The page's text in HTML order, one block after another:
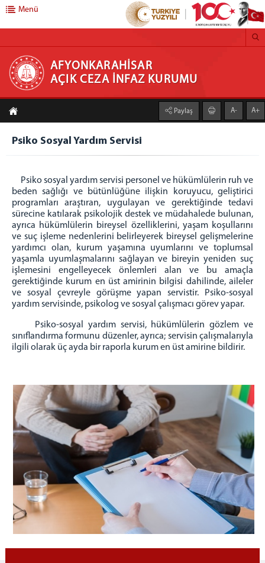
AFYONKARAHİSAR AÇIK CEZA İNFAZ KURUMU
Anasayfa
Kurumumuz
Birimlerimiz
Güvenlik Servisi
İşyurdu Servisi
Mobilya İş Kolu
Demir Ürünleri İş Kolu
Fırıncılık İş Kolu
Tarım Sebze Meyvecilik İş Kolu
Teknik Servis
Sağlık Servisi
Psiko Sosyal Yardım Servisi
Eğitim Servisi
Yardımcı Hizmetler Servisi
Demir Doğrama Ürünleri
Unlu Mamüller
CEKUT
İletişim
Menü
AFYONKARAHİSAR
AÇIK CEZA İNFAZ KURUMU
Paylaş A- A+
Psiko Sosyal Yardım Servisi
Psiko sosyal yardım servisi personel ve hükümlülerin ruh ve
beden sağlığı ve bütünlüğüne ilişkin koruyucu, geliştirici
programları araştıran, uygulayan ve gerektiğinde tedavi
sürecine katılarak psikolojik destek ve müdahalede bulunan,
ayrıca hükümlülerin bireysel özelliklerini, yaşam koşullarını
ve suç işleme nedenlerini belirleyerek bireysel gelişmelerine
yardımcı olan, kurum yaşamına uyumlarını ve toplumsal
yaşamla uyumlaşmalarını sağlayan ve bireyin yeniden suç
işlemesini engelleyecek önlemleri alan ve bu amaçla
gerektiğinde kurum en üst amirinin bilgisi dahilinde, aileler
ve sosyal çevreyle görüşme yapan servistir. Psiko-sosyal
yardım servisinde, psikolog ve sosyal çalışmacı görev yapar.
Psiko-sosyal yardım servisi, hükümlülerin gözlem ve
sınıflandırma formunu düzenler, ayrıca; servisin çalışmalarıyla
ilgili olarak üç ayda bir raporla kurum en üst amirine bildirir.